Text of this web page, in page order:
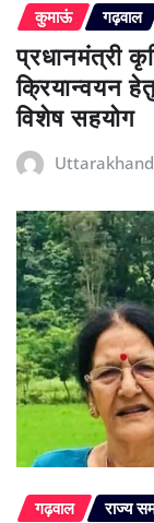
कुमाऊं गढ़वाल
प्रधानमंत्री
क्रियान्वयन
विशेष सहयोग
गढ़वाल राज्य